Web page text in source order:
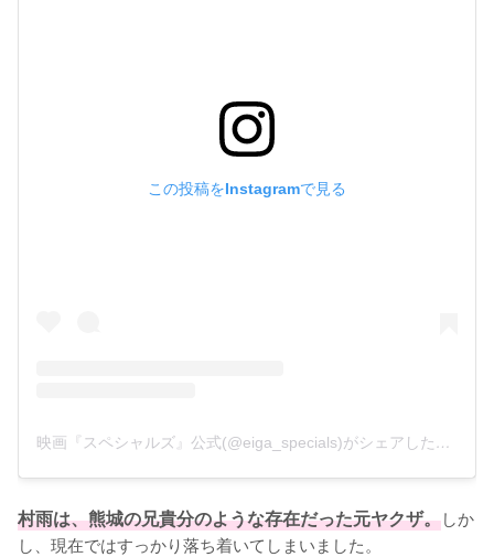
この投稿をInstagramで見る
映画『スペシャルズ』公式(@eiga_specials)がシェアした投稿
村雨は、熊城の兄貴分のような存在だった元ヤクザ。しか
し、現在ではすっかり落ち着いてしまいました。